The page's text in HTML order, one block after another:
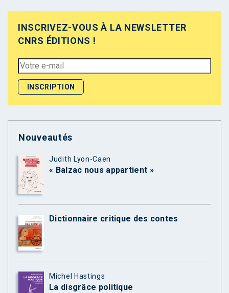
INSCRIVEZ-VOUS À LA NEWSLETTER
CNRS ÉDITIONS !
Nouveautés
Judith Lyon-Caen
« Balzac nous appartient »
Dictionnaire critique des contes
Michel Hastings
La disgrâce politique